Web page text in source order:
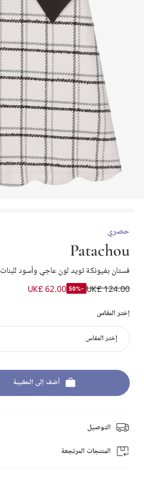
حصري
Patachou
فستان بفيونكة تويد لون عاجي وأسود للبنات
UK£ 124.00
-50%
UK£ 62.00
إختر المقاس
إختر المقاس
أضف إلى الحقيبة
التوصيل
المنتجات المرتجعة